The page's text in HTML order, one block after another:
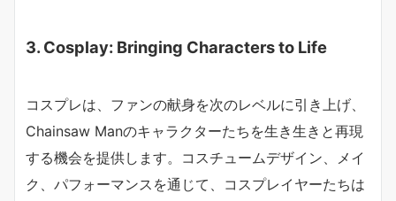
3. Cosplay: Bringing Characters to Life
コスプレは、ファンの献身を次のレベルに引き上げ、
Chainsaw Manのキャラクターたちを生き生きと再現
する機会を提供します。コスチュームデザイン、メイ
ク、パフォーマンスを通じて、コスプレイヤーたちは